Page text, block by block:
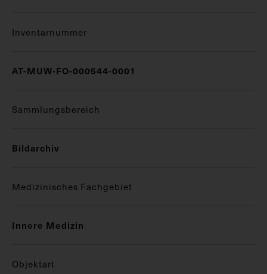
Inventarnummer
AT-MUW-FO-000544-0001
Sammlungsbereich
Bildarchiv
Medizinisches Fachgebiet
Innere Medizin
Objektart